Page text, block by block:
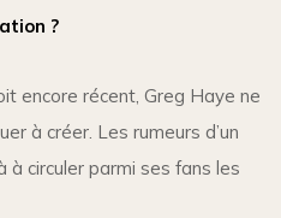
?
encore récent, Greg Haye ne
à créer. Les rumeurs d’un
à circuler parmi ses fans les